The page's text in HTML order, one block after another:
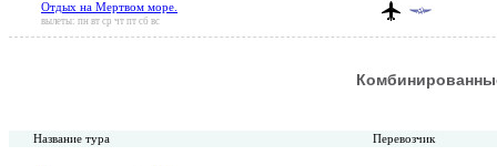
Отдых на Мертвом море.
вылеты: пн вт ср чт пт сб вс
Название тура Перевозчик